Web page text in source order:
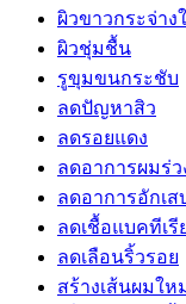
ผิวขาวกระจ่าง
ผิวชุ่มชื้น
รูขุมขนกระชับ
ลดปัญหาสิว
ลดรอยแดง
ลดอาการผมร่ว
ลดอาการอักเส
ลดเชื้อแบคทีเรี
ลดเลือนริ้วรอย
สร้างเส้นผมให